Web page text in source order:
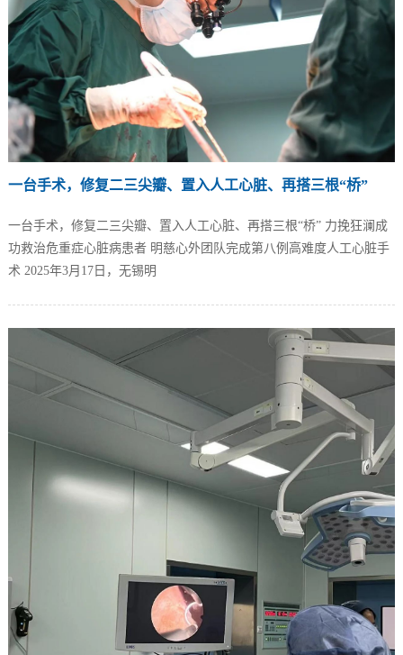
一台手术，修复二三尖瓣、置入人工心脏、再搭三根“桥”
一台手术，修复二三尖瓣、置入人工心脏、再搭三根“桥” 力挽狂澜成
功救治危重症心脏病患者 明慈心外团队完成第八例高难度人工心脏手
术 2025年3月17日，无锡明